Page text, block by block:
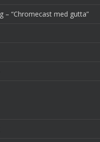
– “Chromecast med gutta”